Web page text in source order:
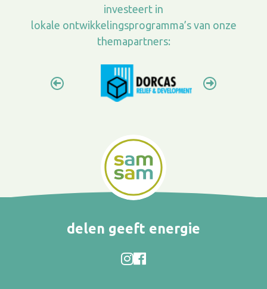
investeert in
lokale ontwikkelingsprogramma’s van onze
themapartners:
delen geeft energie